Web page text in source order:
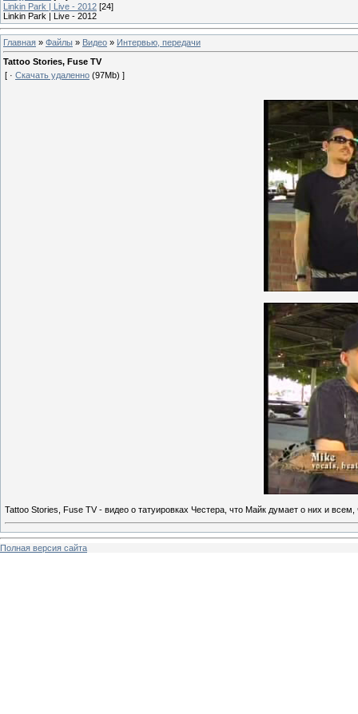
Linkin Park | Live - 2012 [24]
Linkin Park | Live - 2012
Главная » Файлы » Видео » Интервью, передачи
Tattoo Stories, Fuse TV
[ · Скачать удаленно (97Mb) ]
Tattoo Stories, Fuse TV - видео о татуировках Честера, что Майк думает о них и всем,
Полная версия сайта